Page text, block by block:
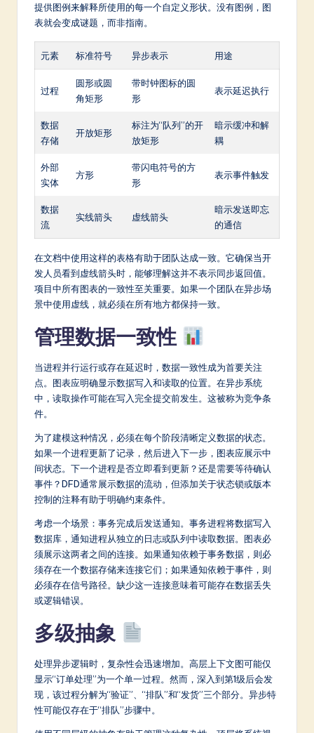
提供图例来解释所使用的每一个自定义形状。没有图例，图
表就会变成谜题，而非指南。
元素 标准符号 异步表示 用途
过程
圆形或圆
角矩形
带时钟图标的圆
形
表示延迟执行
数据
存储
开放矩形
标注为“队列”的开
放矩形
暗示缓冲和解
耦
外部
实体
方形
带闪电符号的方
形
表示事件触发
数据
流
实线箭头 虚线箭头
暗示发送即忘
的通信
在文档中使用这样的表格有助于团队达成一致。它确保当开
发人员看到虚线箭头时，能够理解这并不表示同步返回值。
项目中所有图表的一致性至关重要。如果一个团队在异步场
景中使用虚线，就必须在所有地方都保持一致。
管理数据一致性
当进程并行运行或存在延迟时，数据一致性成为首要关注
点。图表应明确显示数据写入和读取的位置。在异步系统
中，读取操作可能在写入完全提交前发生。这被称为竞争条
件。
为了建模这种情况，必须在每个阶段清晰定义数据的状态。
如果一个进程更新了记录，然后进入下一步，图表应展示中
间状态。下一个进程是否立即看到更新？还是需要等待确认
事件？DFD通常展示数据的流动，但添加关于状态锁或版本
控制的注释有助于明确约束条件。
考虑一个场景：事务完成后发送通知。事务进程将数据写入
数据库，通知进程从独立的日志或队列中读取数据。图表必
须展示这两者之间的连接。如果通知依赖于事务数据，则必
须存在一个数据存储来连接它们；如果通知依赖于事件，则
必须存在信号路径。缺少这一连接意味着可能存在数据丢失
或逻辑错误。
多级抽象
处理异步逻辑时，复杂性会迅速增加。高层上下文图可能仅
显示“订单处理”为一个单一过程。然而，深入到第1级后会发
现，该过程分解为“验证”、“排队”和“发货”三个部分。异步特
性可能仅存在于“排队”步骤中。